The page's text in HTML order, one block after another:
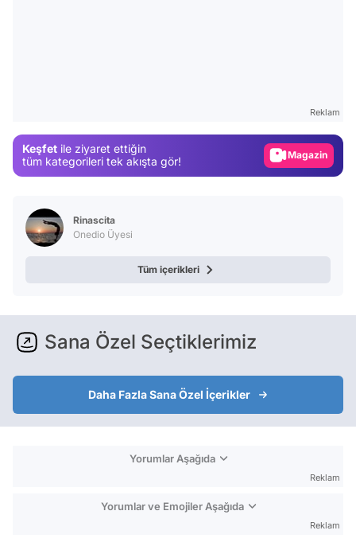
Reklam
Keşfet ile ziyaret ettiğin
tüm kategorileri tek akışta gör!
Video
Rinascita
Onedio Üyesi
Tüm içerikleri
Sana Özel Seçtiklerimiz
Daha Fazla Sana Özel İçerikler
Yorumlar Aşağıda
Reklam
Yorumlar ve Emojiler Aşağıda
Reklam